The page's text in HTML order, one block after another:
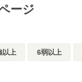
ージ
以上 6弱以上